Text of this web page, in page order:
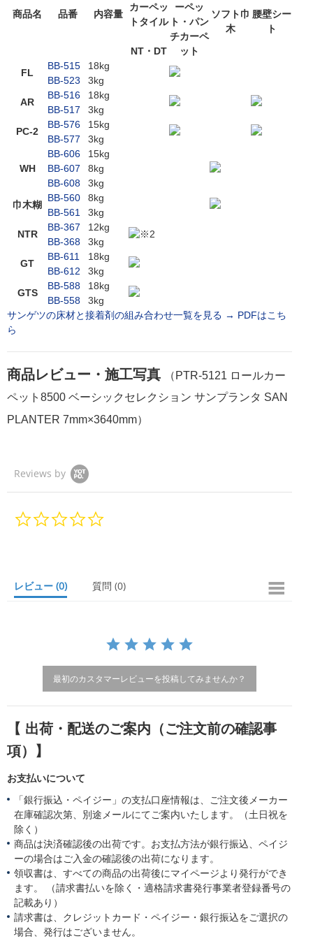
商品名 品番 内容量
カーペッ
トタイル
ーペッ
ト・パン
チカーペ
ット
ソフト巾
木
腰壁シー
ト
NT・DT
FL
BB-515
18kg
BB-523
3kg
AR
BB-516
18kg
BB-517
3kg
PC-2
BB-576
15kg
BB-577
3kg
WH
BB-606
15kg
BB-607
8kg
BB-608
3kg
巾木糊
BB-560
8kg
BB-561
3kg
NTR
BB-367 12kg
※2
BB-368
3kg
GT
BB-611
18kg
BB-612
3kg
GTS
BB-588
18kg
BB-558
3kg
サンゲツの床材と接着剤の組み合わせ一覧を見る → PDFはこち
ら
商品レビュー・施工写真
（PTR-5121 ロールカー
ペット8500 ベーシックセレクション サンプランタ SAN
PLANTER 7mm×3640mm）
Reviews by
r
g
レビュー (0) 質問 (0)
最初のカスタマーレビューを投稿してみませんか？
【 出荷・配送のご案内（ご注文前の確認事
項）】
お支払いについて
「銀行振込・ペイジー」の支払口座情報は、ご注文後メーカー
在庫確認次第、別途メールにてご案内いたします。（土日祝を
除く）
商品は決済確認後の出荷です。お支払方法が銀行振込、ペイジ
ーの場合はご入金の確認後の出荷になります。
領収書は、すべての商品の出荷後にマイページより発行ができ
ます。 （請求書払いを除く・適格請求書発行事業者登録番号の
記載あり）
請求書は、クレジットカード・ペイジー・銀行振込をご選択の
場合、発行はございません。